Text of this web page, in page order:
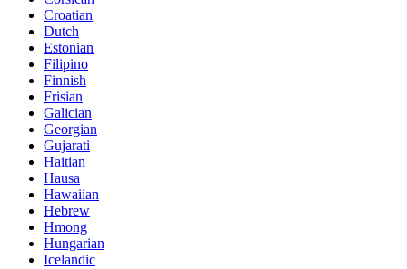
Croatian
Dutch
Estonian
Filipino
Finnish
Frisian
Galician
Georgian
Gujarati
Haitian
Hausa
Hawaiian
Hebrew
Hmong
Hungarian
Icelandic